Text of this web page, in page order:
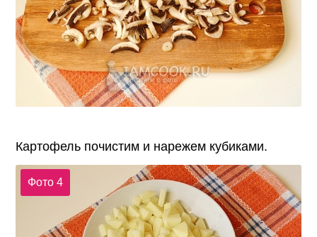
Картофель почистим и нарежем кубиками.
Фото 4